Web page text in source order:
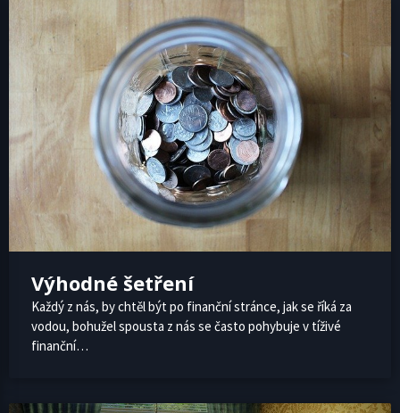
Výhodné šetření
Každý z nás, by chtěl být po finanční stránce, jak se říká za
vodou, bohužel spousta z nás se často pohybuje v tíživé
finanční…